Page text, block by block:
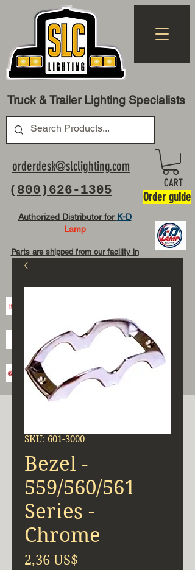
Truck & Trailer Lighting Specialists
( 800)626-1305
orderdesk@slclighting.com
Authorized Distributor for K-D
Lamp
Parts are shipped from our facility in
CART
Order guide
SKU: 601-3000
Bezel -
559/560/561
Series -
Chrome
2,36 US$